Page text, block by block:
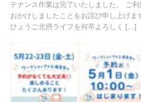
2
0
テナンス作業は完了いたしました。 ご
おかけしましたことをお詫び申し上げま
ひょうご北摂ライフを何卒よろしく […]